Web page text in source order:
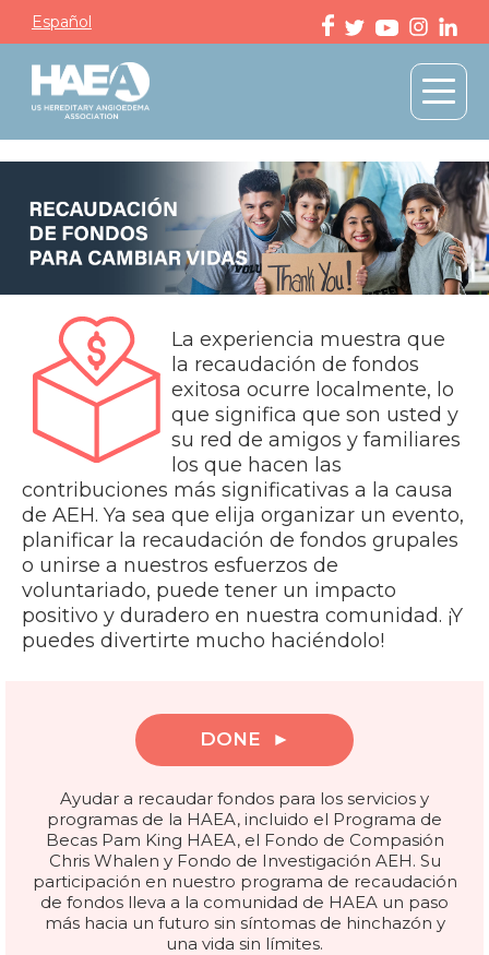
Español
La experiencia muestra que
la recaudación de fondos
exitosa ocurre localmente, lo
que significa que son usted y
su red de amigos y familiares
los que hacen las
contribuciones más significativas a la causa
de AEH. Ya sea que elija organizar un evento,
planificar la recaudación de fondos grupales
o unirse a nuestros esfuerzos de
voluntariado, puede tener un impacto
positivo y duradero en nuestra comunidad. ¡Y
puedes divertirte mucho haciéndolo!
DONE
Ayudar a recaudar fondos para los servicios y
programas de la HAEA, incluido el Programa de
Becas Pam King HAEA, el Fondo de Compasión
Chris Whalen y Fondo de Investigación AEH. Su
participación en nuestro programa de recaudación
de fondos lleva a la comunidad de HAEA un paso
más hacia un futuro sin síntomas de hinchazón y
una vida sin límites.